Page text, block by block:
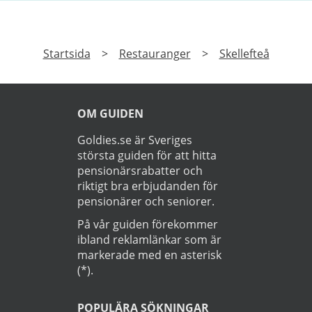
Startsida > Restauranger > Skellefteå
OM GUIDEN
Goldies.se är Sveriges
största guiden för att hitta
pensionärsrabatter och
riktigt bra erbjudanden för
pensionärer och seniorer.
På vår guiden förekommer
ibland reklamlänkar som är
markerade med en asterisk
(*).
POPULÄRA SÖKNINGAR